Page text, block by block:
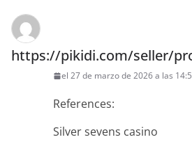
https://pikidi.com/seller/
el 27 de marzo de 2026 a las
References:
Silver sevens casino